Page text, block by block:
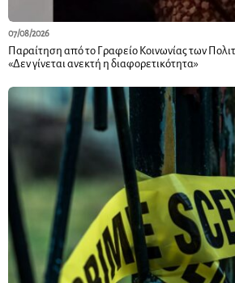
07/08/2026
Παραίτηση από το Γραφείο Κοινωνίας των
«Δεν γίνεται ανεκτή η διαφορετικότητα»